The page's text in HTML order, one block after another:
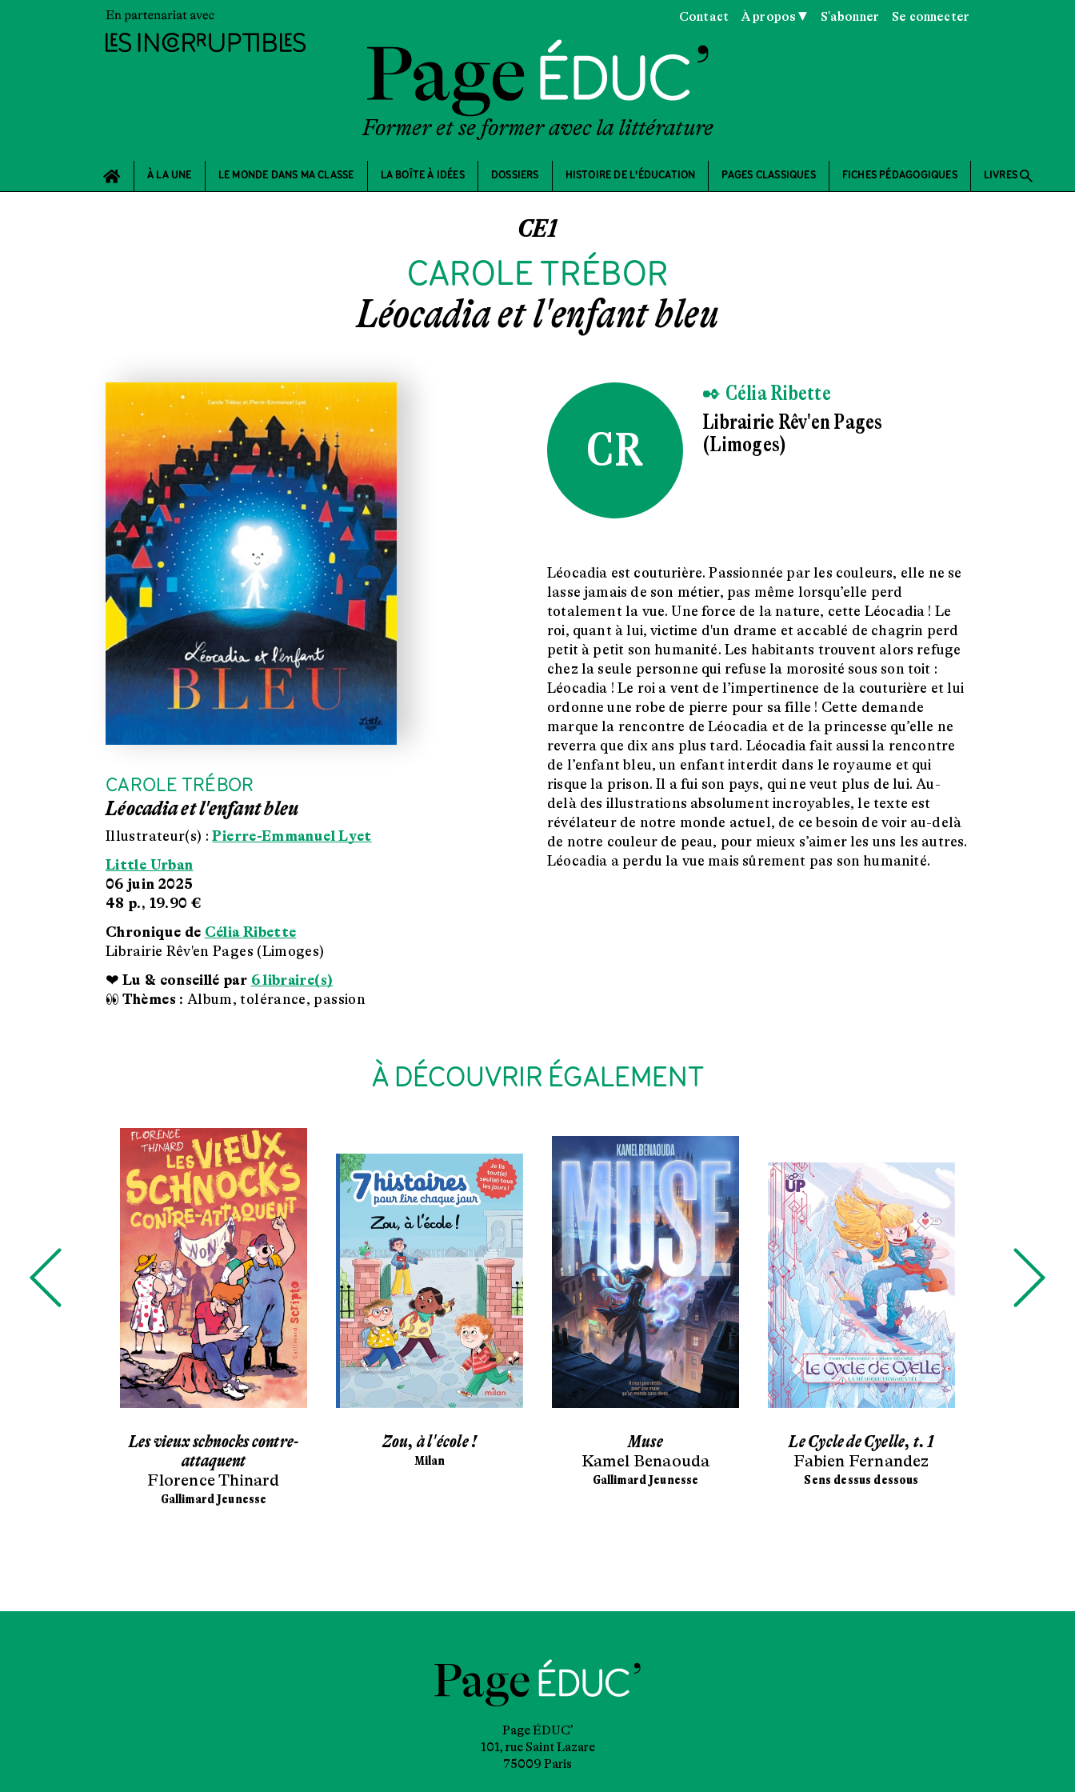
Former et se former avec la littérature
Contact À propos ▼ S'abonner Se connecter
À LA UNE LE MONDE DANS MA CLASSE LA BOÎTE À IDÉES DOSSIERS HISTOIRE DE L'ÉDUCATION PAGES CLASSIQUES FICHES PÉDAGOGIQUES LIVRES search
CE1
CAROLE TRÉBOR
Léocadia et l'enfant bleu
CAROLE TRÉBOR
Léocadia et l'enfant bleu
Illustrateur(s) :Pierre-Emmanuel Lyet
Little Urban
06 juin 2025
48 p., 19.90 €
Chronique de Célia Ribette
Librairie Rêv'en Pages (Limoges)
❤ Lu & conseillé par 6 libraire(s)
👀 Thèmes : Album, tolérance, passion
CR
✒ Célia Ribette
Librairie Rêv'en Pages
(Limoges)
Léocadia est couturière. Passionnée par les couleurs, elle ne se
lasse jamais de son métier, pas même lorsqu’elle perd
totalement la vue. Une force de la nature, cette Léocadia ! Le
roi, quant à lui, victime d'un drame et accablé de chagrin perd
petit à petit son humanité. Les habitants trouvent alors refuge
chez la seule personne qui refuse la morosité sous son toit :
Léocadia ! Le roi a vent de l’impertinence de la couturière et lui
ordonne une robe de pierre pour sa fille ! Cette demande
marque la rencontre de Léocadia et de la princesse qu’elle ne
reverra que dix ans plus tard. Léocadia fait aussi la rencontre
de l’enfant bleu, un enfant interdit dans le royaume et qui
risque la prison. Il a fui son pays, qui ne veut plus de lui. Au-
delà des illustrations absolument incroyables, le texte est
révélateur de notre monde actuel, de ce besoin de voir au-delà
de notre couleur de peau, pour mieux s’aimer les uns les autres.
Léocadia a perdu la vue mais sûrement pas son humanité.
À DÉCOUVRIR ÉGALEMENT
Les vieux schnocks contre-
attaquent
Florence Thinard
Gallimard Jeunesse
Zou, à l'école !
Milan
Muse
Kamel Benaouda
Gallimard Jeunesse
Le Cycle de Cyelle, t. 1
Fabien Fernandez
Sens dessus dessous
Page ÉDUC’
101, rue Saint Lazare
75009 Paris